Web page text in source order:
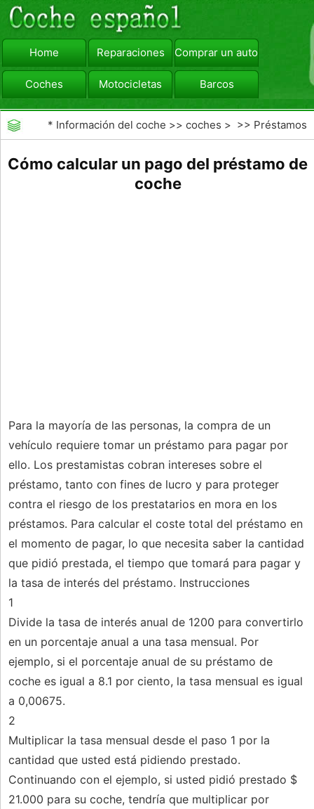
Home Reparaciones Comprar un automóvil
Coches Motocicletas Barcos
viajar Camiones
* Información del coche >>coches > >> Préstamos
Cómo calcular un pago del préstamo de
coche
Para la mayoría de las personas, la compra de un
vehículo requiere tomar un préstamo para pagar por
ello. Los prestamistas cobran intereses sobre el
préstamo, tanto con fines de lucro y para proteger
contra el riesgo de los prestatarios en mora en los
préstamos. Para calcular el coste total del préstamo en
el momento de pagar, lo que necesita saber la cantidad
que pidió prestada, el tiempo que tomará para pagar y
la tasa de interés del préstamo. Instrucciones
1
Divide la tasa de interés anual de 1200 para convertirlo
en un porcentaje anual a una tasa mensual. Por
ejemplo, si el porcentaje anual de su préstamo de
coche es igual a 8.1 por ciento, la tasa mensual es igual
a 0,00675.
2
Multiplicar la tasa mensual desde el paso 1 por la
cantidad que usted está pidiendo prestado.
Continuando con el ejemplo, si usted pidió prestado $
21.000 para su coche, tendría que multiplicar por